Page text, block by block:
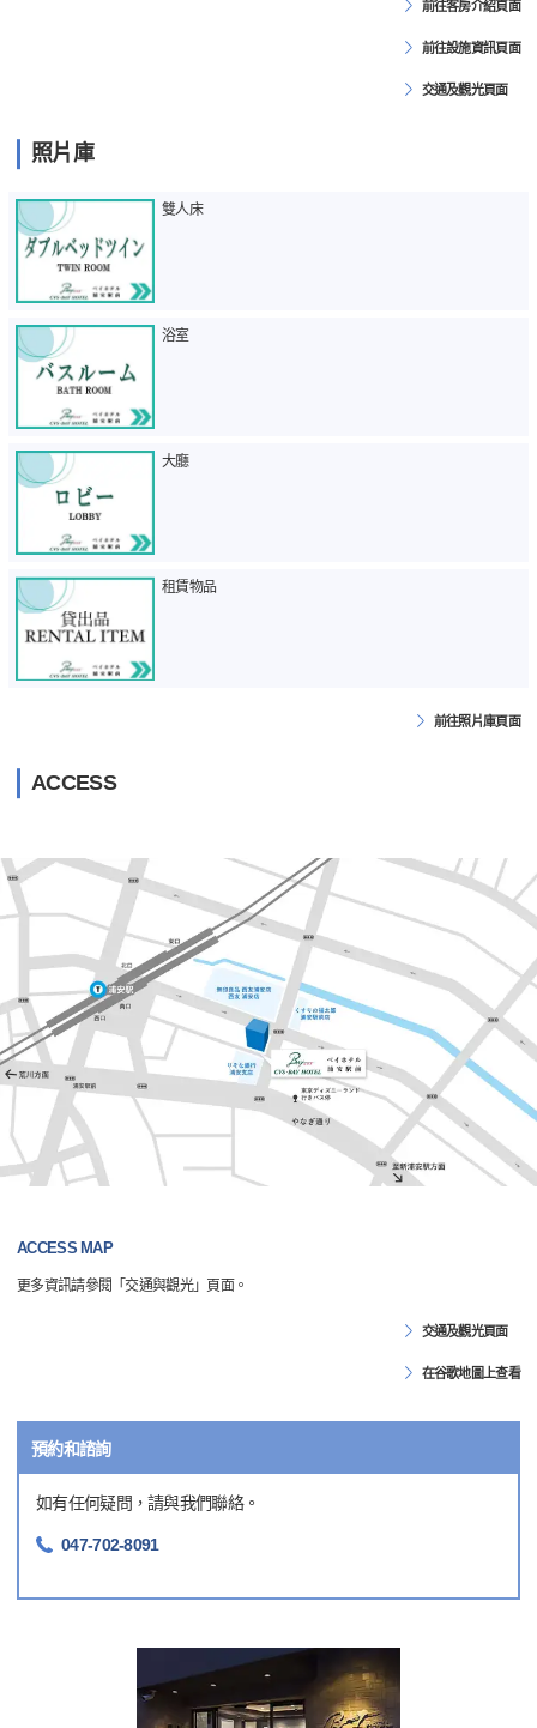
前往客房介紹頁面
前往設施資訊頁面
交通及觀光頁面
照片庫
雙人床
浴室
大廳
租賃物品
前往照片庫頁面
ACCESS
ACCESS MAP
更多資訊請參閱「交通與觀光」頁面。
交通及觀光頁面
在谷歌地圖上查看
預約和諮詢
如有任何疑問，請與我們聯絡。
047-702-8091